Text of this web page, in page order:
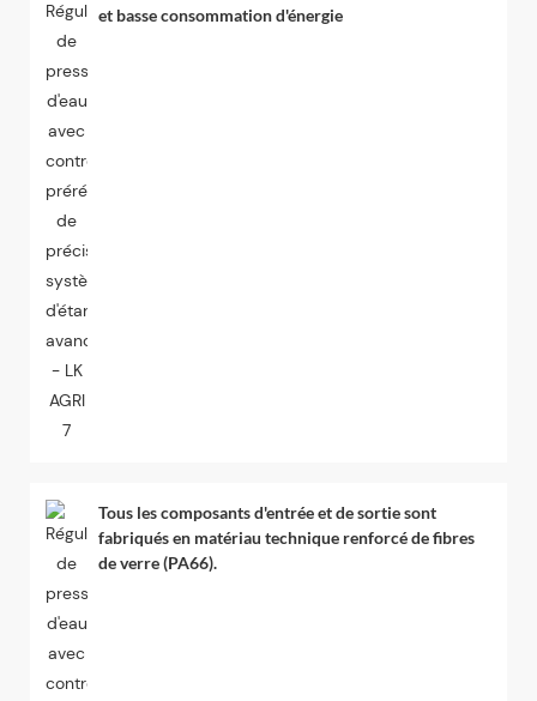
et basse consommation d'énergie
Tous les composants d'entrée et de sortie sont
fabriqués en matériau technique renforcé de fibres
de verre (PA66).